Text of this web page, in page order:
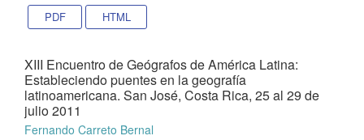
PDF HTML
XIII Encuentro de Geógrafos de América Latina:
Estableciendo puentes en la geografía
latinoamericana. San José, Costa Rica, 25 al 29 de
julio 2011
Fernando Carreto Bernal